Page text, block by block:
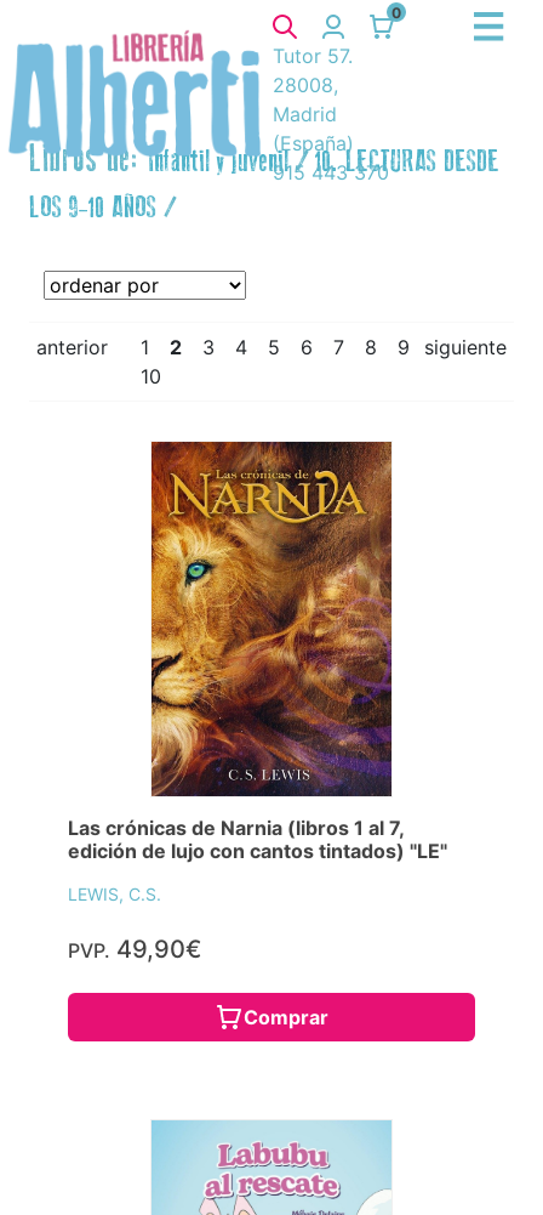
0
Tutor 57.
28008,
Madrid
(España)
915 443 370
Libros de:Infantil y juvenil/10. LECTURAS DESDE
LOS 9-10 AÑOS /
anterior 1 2 3 4 5 6 7 8
9
10
siguiente
Las crónicas de Narnia (libros 1 al 7,
edición de lujo con cantos tintados) "LE"
LEWIS, C.S.
PVP. 49,90€
Comprar